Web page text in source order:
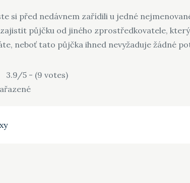
si před nedávnem zařídili u jedné
půjčku od jiného zprostředkovatele,
neboť tato půjčka ihned nevyžaduje žádné
3.9/5 - (9 votes)